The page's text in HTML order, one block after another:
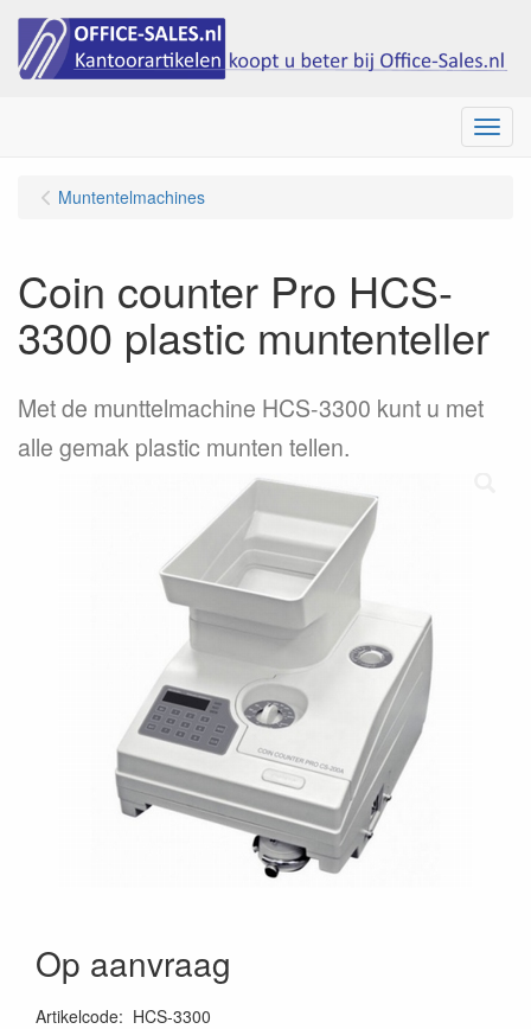
Menu
Muntentelmachines
Coin counter Pro HCS-
3300 plastic muntenteller
Met de munttelmachine HCS-3300 kunt u met
alle gemak plastic munten tellen.
Op aanvraag
Artikelcode: HCS-3300